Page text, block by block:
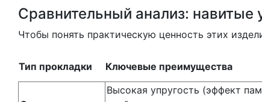
Сравнительный анализ: навитые
Чтобы понять практическую ценность этих
Тип прокладки Ключевые преимущества
Высокая упругость (эффект